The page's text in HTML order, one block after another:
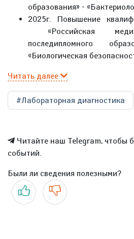
образования» -
2025г. Повышение
«Российская
последипломного
«Биологическая
Читать далее
#Лабораторная диагностика
Читайте наш Telegram, чтобы
событий.
Были ли сведения полезными?
Да Нет